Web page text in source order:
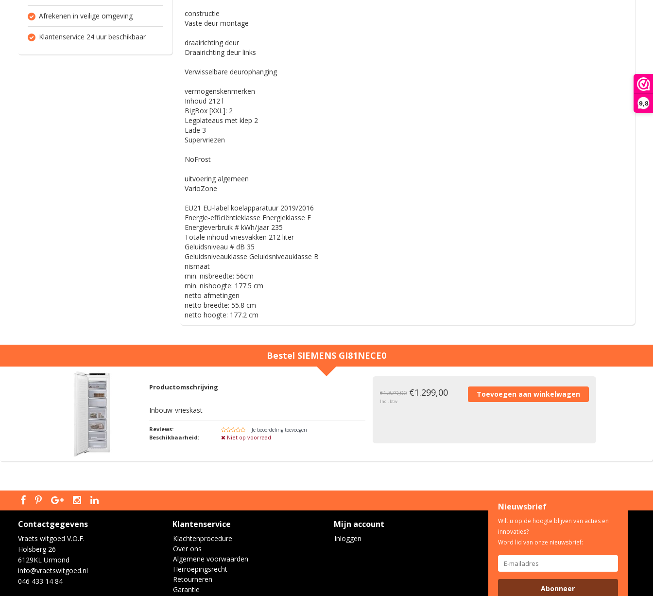
9,8
Afrekenen in veilige omgeving
Klantenservice 24 uur beschikbaar
constructie
Vaste deur montage
draairichting deur
Draairichting deur links
Verwisselbare deurophanging
vermogenskenmerken
Inhoud 212 l
BigBox [XXL]: 2
Legplateaus met klep 2
Lade 3
Supervriezen
NoFrost
uitvoering algemeen
VarioZone
EU21 EU-label koelapparatuur 2019/2016
Energie-efficiëntieklasse Energieklasse E
Energieverbruik # kWh/jaar 235
Totale inhoud vriesvakken 212 liter
Geluidsniveau # dB 35
Geluidsniveauklasse Geluidsniveauklasse B
nismaat
min. nisbreedte: 56cm
min. nishoogte: 177.5 cm
netto afmetingen
netto breedte: 55.8 cm
netto hoogte: 177.2 cm
Bestel SIEMENS GI81NECE0
Productomschrijving
Inbouw-vrieskast
Reviews: | Je beoordeling toevoegen
Beschikbaarheid: Niet op voorraad
€1.879,00 €1.299,00
Incl. btw
Contactgegevens
Vraets witgoed V.O.F.
Holsberg 26
6129KL Urmond
info@vraetswitgoed.nl
046 433 14 84
Klantenservice
Klachtenprocedure
Over ons
Algemene voorwaarden
Herroepingsrecht
Retourneren
Garantie
Mijn account
Inloggen
Nieuwsbrief
Wilt u op de hoogte blijven van acties en
innovaties?
Word lid van onze nieuwsbrief:
Abonneer